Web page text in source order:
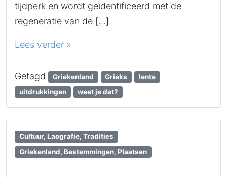
tijdperk en wordt geïdentificeerd met de
regeneratie van de […]
Lees verder »
Getagd Griekenland Grieks
lente
uitdrukkingen
weet je dat?
Cultuur, Laografie, Tradities
Griekenland, Bestemmingen, Plaatsen